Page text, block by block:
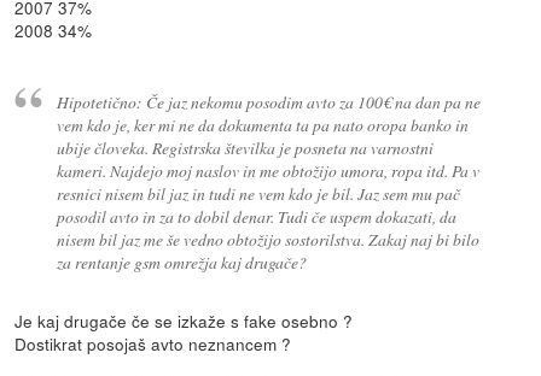
2007 37%
2008 34%
Hipotetično: Če jaz nekomu posodim avto za 100€ na dan pa ne
vem kdo je, ker mi ne da dokumenta ta pa nato oropa banko in
ubije človeka. Registrska številka je posneta na varnostni
kameri. Najdejo moj naslov in me obtožijo umora, ropa itd. Pa v
resnici nisem bil jaz in tudi ne vem kdo je bil. Jaz sem mu pač
posodil avto in za to dobil denar. Tudi če uspem dokazati, da
nisem bil jaz me še vedno obtožijo sostorilstva. Zakaj naj bi bilo
za rentanje gsm omrežja kaj drugače?
Je kaj drugače če se izkaže s fake osebno ?
Dostikrat posojaš avto neznancem ?